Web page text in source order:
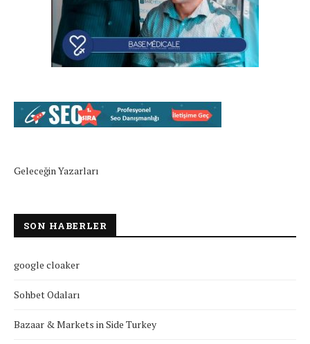
Geleceğin Yazarları
SON HABERLER
google cloaker
Sohbet Odaları
Bazaar & Markets in Side Turkey